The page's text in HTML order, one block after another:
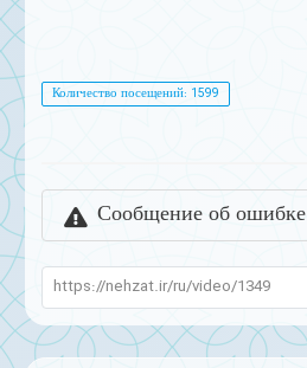
Количество посещений: 1599
Сообщение об ошибке